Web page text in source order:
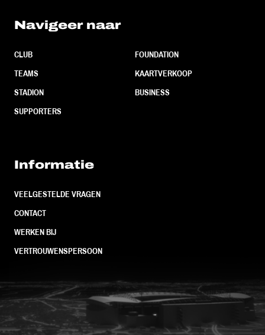
Navigeer naar
CLUB
TEAMS
STADION
SUPPORTERS
FOUNDATION
KAARTVERKOOP
BUSINESS
Informatie
VEELGESTELDE VRAGEN
CONTACT
WERKEN BIJ
VERTROUWENSPERSOON
FC Utrecht<br>vanuit<br>het